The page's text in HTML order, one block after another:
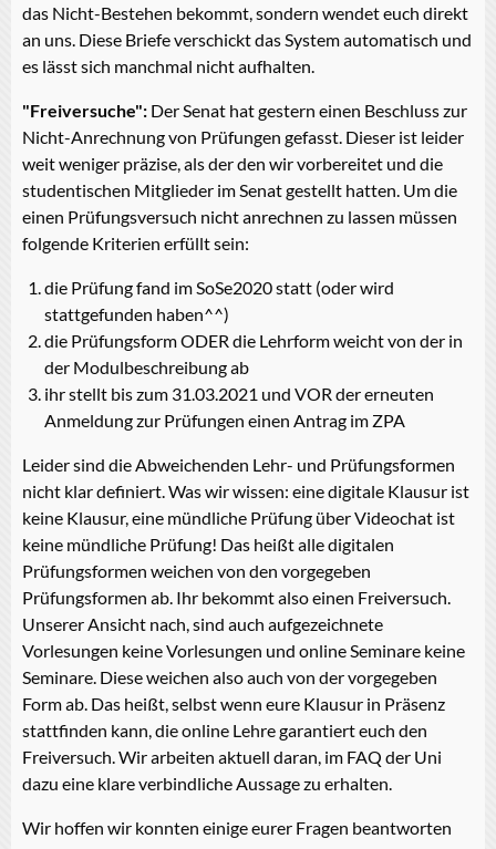
das Nicht-Bestehen bekommt, sondern wendet euch direkt
an uns. Diese Briefe verschickt das System automatisch und
es lässt sich manchmal nicht aufhalten.
"Freiversuche": Der Senat hat gestern einen Beschluss zur
Nicht-Anrechnung von Prüfungen gefasst. Dieser ist leider
weit weniger präzise, als der den wir vorbereitet und die
studentischen Mitglieder im Senat gestellt hatten. Um die
einen Prüfungsversuch nicht anrechnen zu lassen müssen
folgende Kriterien erfüllt sein:
die Prüfung fand im SoSe2020 statt (oder wird
stattgefunden haben^^)
die Prüfungsform ODER die Lehrform weicht von der in
der Modulbeschreibung ab
ihr stellt bis zum 31.03.2021 und VOR der erneuten
Anmeldung zur Prüfungen einen Antrag im ZPA
Leider sind die Abweichenden Lehr- und Prüfungsformen
nicht klar definiert. Was wir wissen: eine digitale Klausur ist
keine Klausur, eine mündliche Prüfung über Videochat ist
keine mündliche Prüfung! Das heißt alle digitalen
Prüfungsformen weichen von den vorgegeben
Prüfungsformen ab. Ihr bekommt also einen Freiversuch.
Unserer Ansicht nach, sind auch aufgezeichnete
Vorlesungen keine Vorlesungen und online Seminare keine
Seminare. Diese weichen also auch von der vorgegeben
Form ab. Das heißt, selbst wenn eure Klausur in Präsenz
stattfinden kann, die online Lehre garantiert euch den
Freiversuch. Wir arbeiten aktuell daran, im FAQ der Uni
dazu eine klare verbindliche Aussage zu erhalten.
Wir hoffen wir konnten einige eurer Fragen beantworten